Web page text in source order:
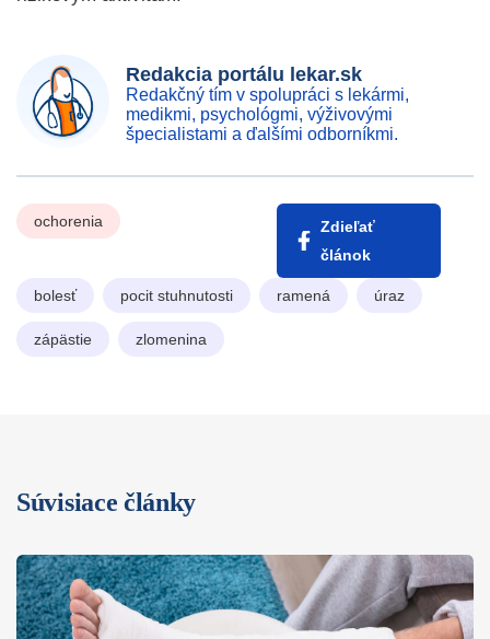
Redakcia portálu lekar.sk
Redakčný tím v spolupráci s lekármi,
medikmi, psychológmi, výživovými
špecialistami a ďalšími odborníkmi.
ochorenia
Zdieľať
článok
bolesť pocit stuhnutosti ramená úraz
zápästie zlomenina
Súvisiace články